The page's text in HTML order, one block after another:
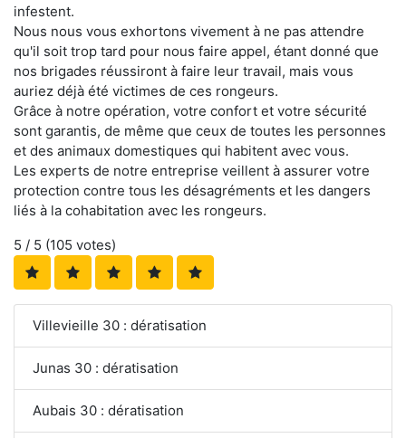
infestent.
Nous nous vous exhortons vivement à ne pas attendre
qu'il soit trop tard pour nous faire appel, étant donné que
nos brigades réussiront à faire leur travail, mais vous
auriez déjà été victimes de ces rongeurs.
Grâce à notre opération, votre confort et votre sécurité
sont garantis, de même que ceux de toutes les personnes
et des animaux domestiques qui habitent avec vous.
Les experts de notre entreprise veillent à assurer votre
protection contre tous les désagréments et les dangers
liés à la cohabitation avec les rongeurs.
5 / 5 (105 votes)
Villevieille 30 : dératisation
Junas 30 : dératisation
Aubais 30 : dératisation